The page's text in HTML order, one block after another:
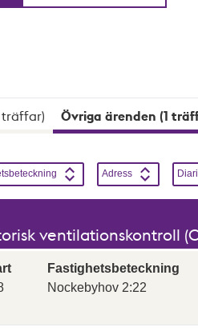
träffar) Övriga ärenden (1
vara aktiv samtidigt. Sortering
Stigande Sortera på
AdressStigande
ventilationskontroll
Fastighetsbeteckning
Nockebyhov 2:22